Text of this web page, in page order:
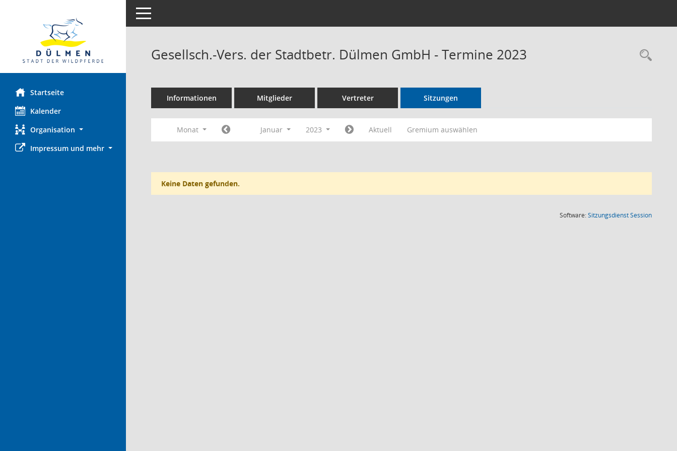
Startseite
Kalender
Organisation
Impressum und mehr
Toggle navigation
Gesellsch.-Vers. der Stadtbetr. Dülmen GmbH - Termine 2023
Informationen Mitglieder Vertreter Sitzungen
Monat Januar 2023 Aktuell Gremium auswählen
Keine Daten gefunden.
Software:SitzungsdienstSession(Wird in